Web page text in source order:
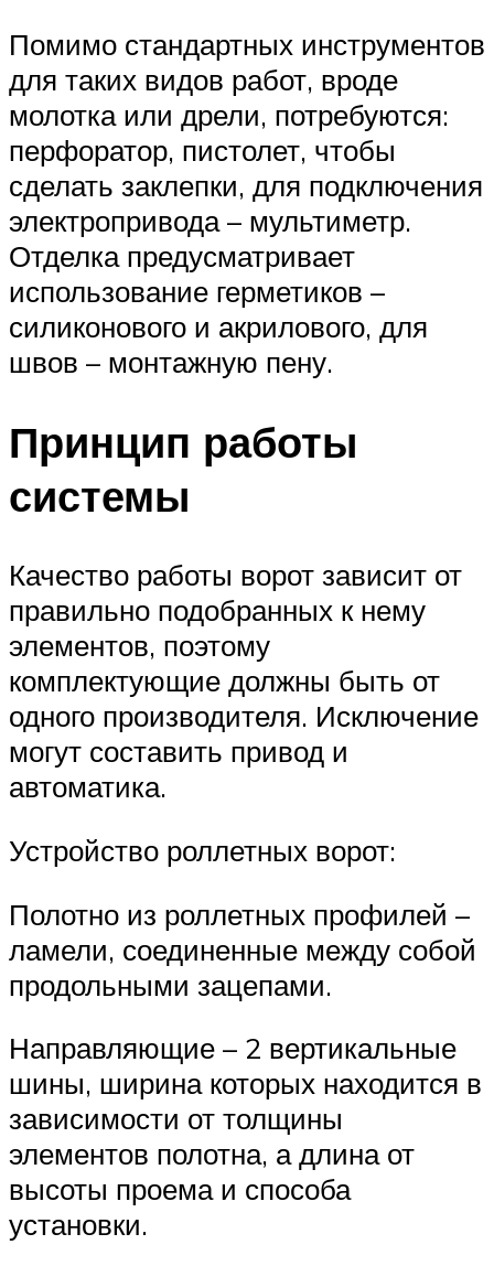
Помимо стандартных инструментов
для таких видов работ, вроде
молотка или дрели, потребуются:
перфоратор, пистолет, чтобы
сделать заклепки, для подключения
электропривода – мультиметр.
Отделка предусматривает
использование герметиков –
силиконового и акрилового, для
швов – монтажную пену.
Принцип работы
системы
Качество работы ворот зависит от
правильно подобранных к нему
элементов, поэтому
комплектующие должны быть от
одного производителя. Исключение
могут составить привод и
автоматика.
Устройство роллетных ворот:
Полотно из роллетных профилей –
ламели, соединенные между собой
продольными зацепами.
Направляющие – 2 вертикальные
шины, ширина которых находится в
зависимости от толщины
элементов полотна, а длина от
высоты проема и способа
установки.